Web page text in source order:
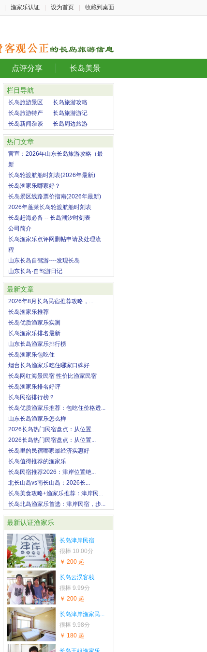
渔家乐认证 设为首页 收藏到桌面
点评分享 长岛美景
栏目导航
长岛旅游景区
长岛旅游攻略
长岛旅游特产
长岛旅游游记
长岛新闻杂谈
长岛周边旅游
热门文章
官宣：2026年山东长岛旅游攻略（最
新
长岛轮渡航船时刻表(2026年最新)
长岛渔家乐哪家好？
长岛景区线路票价指南(2026年最新)
2026年蓬莱长岛轮渡航船时刻表
长岛赶海必备 -- 长岛潮汐时刻表
公司简介
长岛渔家乐点评网删帖申请及处理流
程
山东长岛自驾游----发现长岛
山东长岛·自驾游日记
最新文章
2026年8月长岛民宿推荐攻略，...
长岛渔家乐推荐
长岛优质渔家乐实测
长岛渔家乐排名最新
山东长岛渔家乐排行榜
长岛渔家乐包吃住
烟台长岛渔家乐吃住哪家口碑好
长岛网红海景民宿 性价比渔家民宿
长岛渔家乐排名好评
长岛民宿排行榜？
长岛优质渔家乐推荐：包吃住价格透...
山东长岛渔家乐怎么样
2026长岛热门民宿盘点：从位置...
2026长岛热门民宿盘点：从位置...
长岛里的民宿哪家最经济实惠好
长岛值得推荐的渔家乐
长岛民宿推荐2026：津岸位置绝...
北长山岛vs南长山岛：2026长...
长岛美食攻略+渔家乐推荐：津岸民...
长岛北岛渔家乐首选：津岸民宿，步...
最新认证渔家乐
长岛津岸民宿
很棒 10.00分
￥ 200 起
长岛云淏客栈
很棒 9.99分
￥ 200 起
长岛津岸渔家民...
很棒 9.98分
￥ 180 起